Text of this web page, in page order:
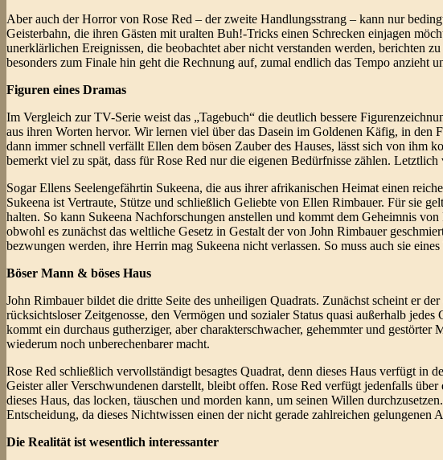
Aber auch der Horror von Rose Red – der zweite Handlungsstrang – kann nur
Geisterbahn, die ihren Gästen mit uralten Buh!-Tricks einen Schrecken einjagen
unerklärlichen Ereignissen, die beobachtet aber nicht verstanden werden, berichten
besonders zum Finale hin geht die Rechnung auf, zumal endlich das Tempo anzieht
Figuren eines Dramas
Im Vergleich zur TV-Serie weist das „Tagebuch“ die deutlich bessere
aus ihren Worten hervor. Wir lernen viel über das Dasein im Goldenen Käfig, in den
dann immer schnell verfällt Ellen dem bösen Zauber des Hauses, lässt sich von ihm
bemerkt viel zu spät, dass für Rose Red nur die eigenen Bedürfnisse zählen.
Sogar Ellens Seelengefährtin Sukeena, die aus ihrer afrikanischen Heimat einen
Sukeena ist Vertraute, Stütze und schließlich Geliebte von Ellen Rimbauer. Für sie
halten. So kann Sukeena Nachforschungen anstellen und kommt dem Geheimnis
obwohl es zunächst das weltliche Gesetz in Gestalt der von John Rimbauer
bezwungen werden, ihre Herrin mag Sukeena nicht verlassen. So muss auch sie
Böser Mann & böses Haus
John Rimbauer bildet die dritte Seite des unheiligen Quadrats. Zunächst scheint er
rücksichtsloser Zeitgenosse, den Vermögen und sozialer Status quasi außerhalb
kommt ein durchaus gutherziger, aber charakterschwacher, gehemmter und
wiederum noch unberechenbarer macht.
Rose Red schließlich vervollständigt besagtes Quadrat, denn dieses Haus verfügt in
Geister aller Verschwundenen darstellt, bleibt offen. Rose Red verfügt jedenfalls
dieses Haus, das locken, täuschen und morden kann, um seinen Willen
Entscheidung, da dieses Nichtwissen einen der nicht gerade zahlreichen gelungenen
Die Realität ist wesentlich interessanter